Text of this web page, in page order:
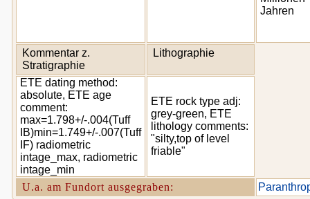
Jahren
Kommentar z.
Stratigraphie
Lithographie
ETE dating method:
absolute, ETE age
comment:
max=1.798+/-.004(Tuff
IB)min=1.749+/-.007(Tuff
IF) radiometric
intage_max, radiometric
intage_min
ETE rock type adj:
grey-green, ETE
lithology comments:
"silty,top of level
friable"
U.a. am Fundort ausgegraben: